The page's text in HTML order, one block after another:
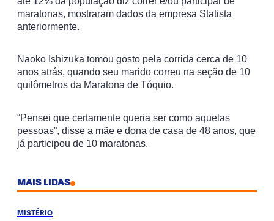
maratonas, mostraram dados da empresa Statista
anteriormente.
Naoko Ishizuka tomou gosto pela corrida cerca de 10
anos atrás, quando seu marido correu na seção de 10
quilômetros da Maratona de Tóquio.
“Pensei que certamente queria ser como aquelas
pessoas”, disse a mãe e dona de casa de 48 anos, que
já participou de 10 maratonas.
MAIS LIDAS
MISTÉRIO